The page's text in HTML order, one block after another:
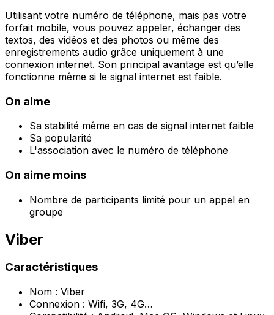
Utilisant votre numéro de téléphone, mais pas votre
forfait mobile, vous pouvez appeler, échanger des
textos, des vidéos et des photos ou même des
enregistrements audio grâce uniquement à une
connexion internet. Son principal avantage est qu’elle
fonctionne même si le signal internet est faible.
On aime
Sa stabilité même en cas de signal internet faible
Sa popularité
L'association avec le numéro de téléphone
On aime moins
Nombre de participants limité pour un appel en
groupe
Viber
Caractéristiques
Nom : Viber
Connexion : Wifi, 3G, 4G…